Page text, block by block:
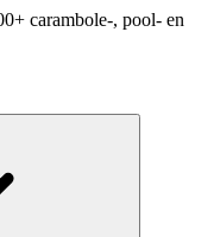
carambole-, pool- en